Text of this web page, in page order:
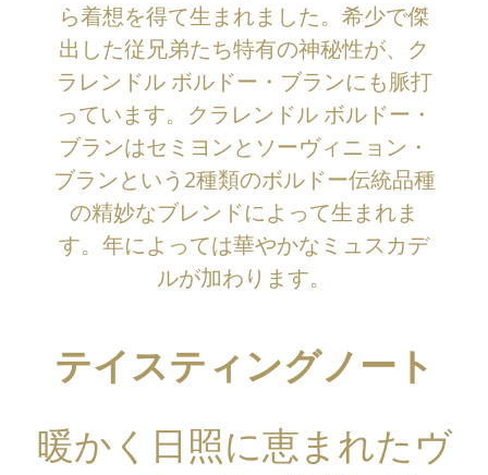
ら着想を得て生まれました。希少で傑
出した従兄弟たち特有の神秘性が、ク
ラレンドル ボルドー・ブランにも脈打
っています。クラレンドル ボルドー・
ブランはセミヨンとソーヴィニョン・
ブランという2種類のボルドー伝統品種
の精妙なブレンドによって生まれま
す。年によっては華やかなミュスカデ
ルが加わります。
テイスティングノート
暖かく日照に恵まれたヴ